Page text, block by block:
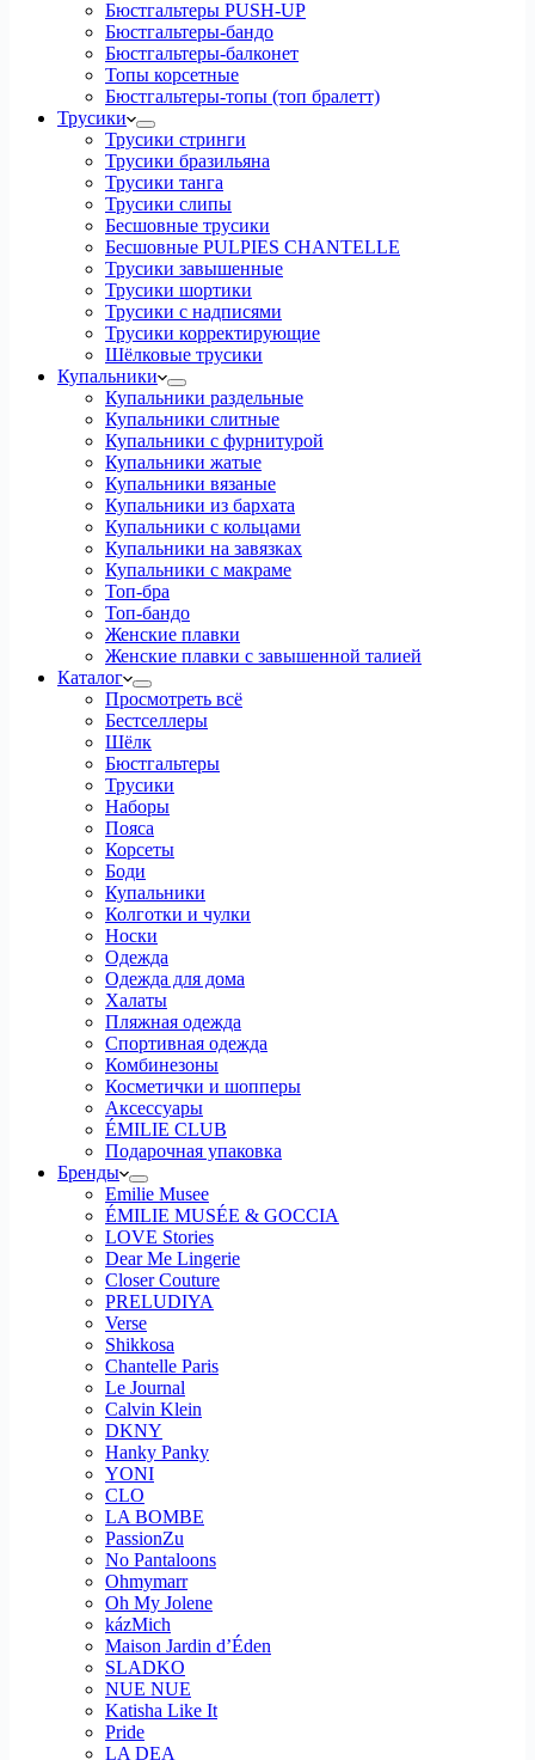
Бюстгальтеры PUSH-UP
Бюстгальтеры-бандо
Бюстгальтеры-балконет
Топы корсетные
Бюстгальтеры-топы (топ бралетт)
Трусики
Трусики стринги
Трусики бразильяна
Трусики танга
Трусики слипы
Бесшовные трусики
Бесшовные PULPIES CHANTELLE
Трусики завышенные
Трусики шортики
Трусики с надписями
Трусики корректирующие
Шёлковые трусики
Купальники
Купальники раздельные
Купальники слитные
Купальники с фурнитурой
Купальники жатые
Купальники вязаные
Купальники из бархата
Купальники с кольцами
Купальники на завязках
Купальники с макраме
Топ-бра
Топ-бандо
Женские плавки
Женские плавки с завышенной талией
Каталог
Просмотреть всё
Бестселлеры
Шёлк
Бюстгальтеры
Трусики
Наборы
Пояса
Корсеты
Боди
Купальники
Колготки и чулки
Носки
Одежда
Одежда для дома
Халаты
Пляжная одежда
Спортивная одежда
Комбинезоны
Косметички и шопперы
Аксессуары
ÉMILIE CLUB
Подарочная упаковка
Бренды
Emilie Musee
ÉMILIE MUSÉE & GOCCIA
LOVE Stories
Dear Me Lingerie
Closer Couture
PRELUDIYA
Verse
Shikkosa
Chantelle Paris
Le Journal
Calvin Klein
DKNY
Hanky Panky
YONI
CLO
LA BOMBE
PassionZu
No Pantaloons
Ohmymarr
Oh My Jolene
kázMich
Maison Jardin d’Éden
SLADKO
NUE NUE
Katisha Like It
Pride
LA DEA